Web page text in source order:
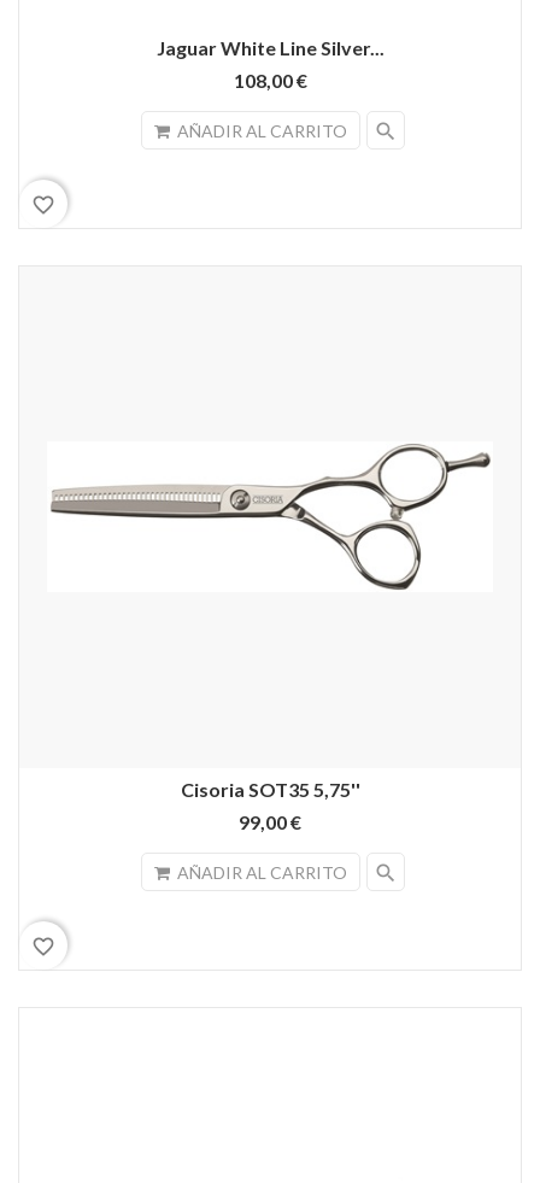
Jaguar White Line Silver...
108,00 €
AÑADIR AL CARRITO search
favorite_border
Cisoria SOT35 5,75''
99,00 €
AÑADIR AL CARRITO search
favorite_border